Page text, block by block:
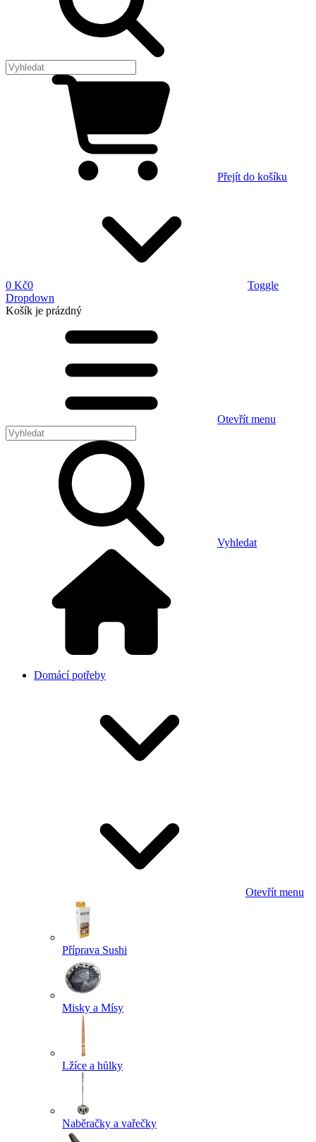
Přejít do košíku
0 Kč0
Toggle
Dropdown
Košík je prázdný
Otevřít menu
Vyhledat
Domácí potřeby
Otevřít menu
Příprava Sushi
Misky a Mísy
Lžíce a hůlky
Naběračky a vařečky